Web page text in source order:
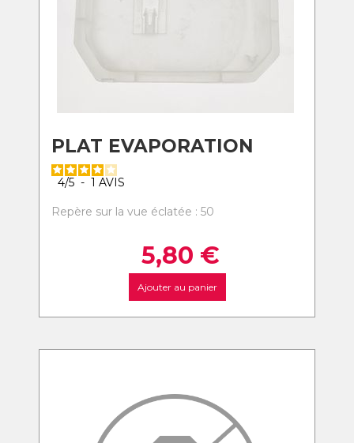
PLAT EVAPORATION
4/5 - 1 AVIS
Repère sur la vue éclatée : 50
5,80 €
Ajouter au panier